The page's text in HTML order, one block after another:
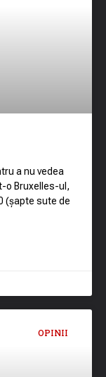
a nu vedea
o Bruxelles-ul,
(șapte sute de
OPINII